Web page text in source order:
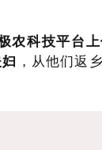
农科技平台
，从他们返